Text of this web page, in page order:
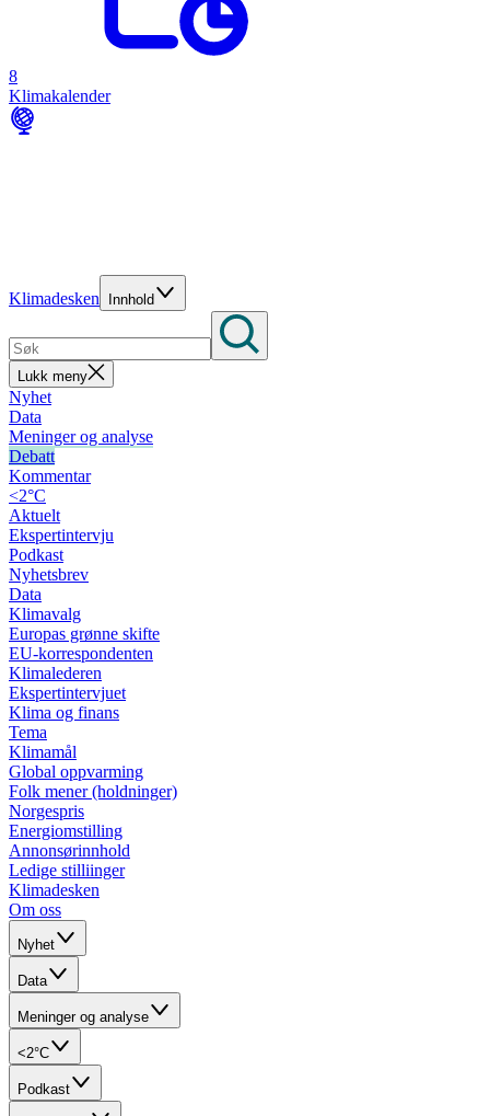
8
Klimakalender
Klimadesken Innhold
Lukk meny
Nyhet
Data
Meninger og analyse
Debatt
Kommentar
<2°C
Aktuelt
Ekspertintervju
Podkast
Nyhetsbrev
Data
Klimavalg
Europas grønne skifte
EU-korrespondenten
Klimalederen
Ekspertintervjuet
Klima og finans
Tema
Klimamål
Global oppvarming
Folk mener (holdninger)
Norgespris
Energiomstilling
Annonsørinnhold
Ledige stilliinger
Klimadesken
Om oss
Nyhet
Data
Meninger og analyse
<2°C
Podkast